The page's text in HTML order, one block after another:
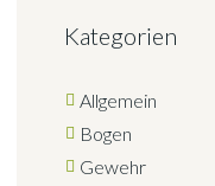
Kategorien
Allgemein
Bogen
Gewehr